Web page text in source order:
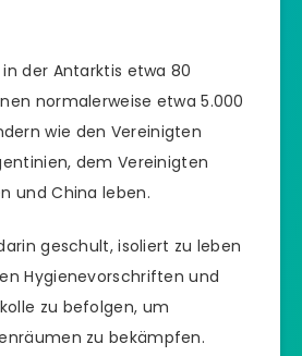
der Antarktis etwa 80
normalerweise etwa 5.000
wie den Vereinigten
dem Vereinigten
und China leben.
geschult, isoliert zu leben
Hygienevorschriften und
zu befolgen, um
zu bekämpfen.